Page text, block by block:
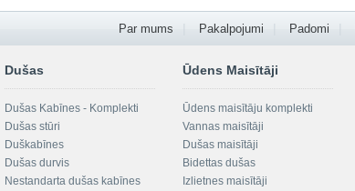
Par mums Pakalpojumi Padomi
Dušas
Dušas Kabīnes - Komplekti
Dušas stūri
Duškabīnes
Dušas durvis
Nestandarta dušas kabīnes
Ūdens Maisītāji
Ūdens maisītāju komplekti
Vannas maisītāji
Dušas maisītāji
Bidettas dušas
Izlietnes maisītāji